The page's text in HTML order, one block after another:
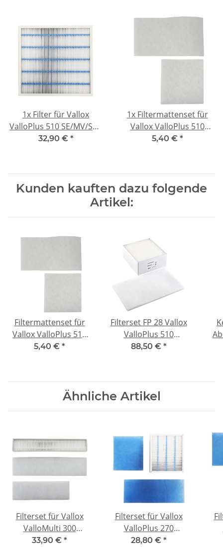
1x Filter für Vallox
ValloPlus 510 SE/MV/SC -
kompatibel F7
32,90 € *
1x Filtermattenset für
Vallox ValloPlus 510
SE/MV/SC - kompatibel 2x
5,40 € *
Kunden kauften dazu folgende
Artikel:
Filtermattenset für
Vallox ValloPlus 510
SE/MV/SC -
5,40 € *
Filterset FP 28 Vallox
ValloPlus 510
SE/MV/SC - F7/G4/G4
88,50 € *
Ähnliche Artikel
Filterset für Vallox
ValloMulti 300
SC/SB/MV -
33,90 € *
Filterset für Vallox
ValloPlus 270
SE/MV/SC -
28,80 € *